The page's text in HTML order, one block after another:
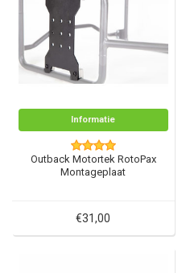
Informatie
Outback Motortek RotoPax
Montageplaat
€31,00